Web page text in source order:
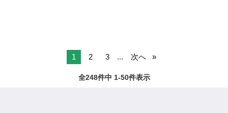
1 2 3 ... 次へ
全248件中 1-50件表示